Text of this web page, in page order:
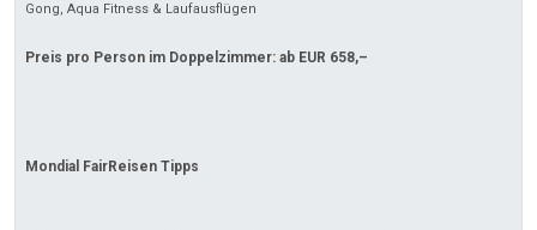
Gong, Aqua Fitness & Laufausflügen
Preis pro Person im Doppelzimmer: ab EUR 658,–
Mondial FairReisen Tipps